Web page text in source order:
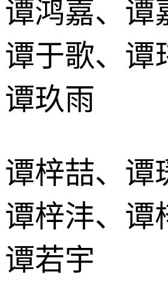
谭鸿嘉、谭
谭于歌、谭
谭玖雨
谭梓喆、谭
谭梓沣、谭
谭若宇